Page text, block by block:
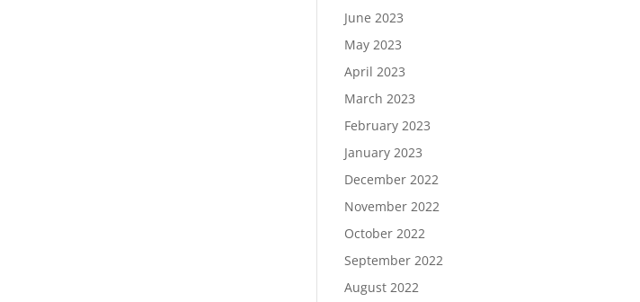
June 2023
May 2023
April 2023
March 2023
February 2023
January 2023
December 2022
November 2022
October 2022
September 2022
August 2022